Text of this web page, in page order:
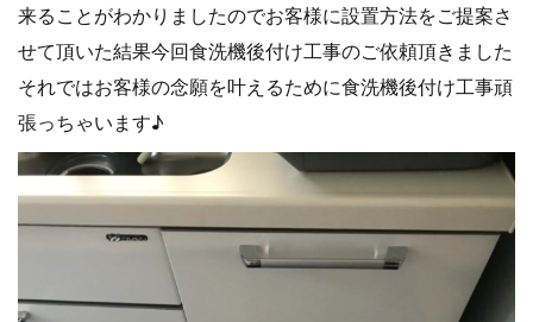
来ることがわかりましたのでお客様に設置方法をご提案さ
せて頂いた結果今回食洗機後付け工事のご依頼頂きました
それではお客様の念願を叶えるために食洗機後付け工事頑
張っちゃいます♪